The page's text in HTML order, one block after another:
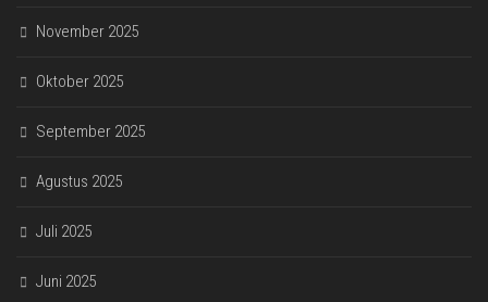
November 2025
Oktober 2025
September 2025
Agustus 2025
Juli 2025
Juni 2025